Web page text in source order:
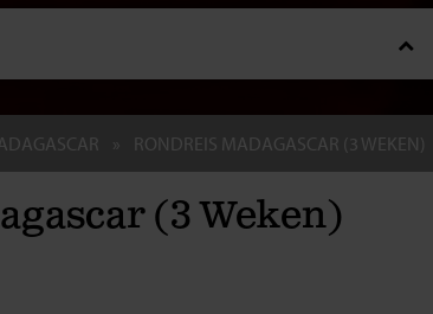
RONDREIS MADAGASCAR (3 WEKEN)
(3 Weken)